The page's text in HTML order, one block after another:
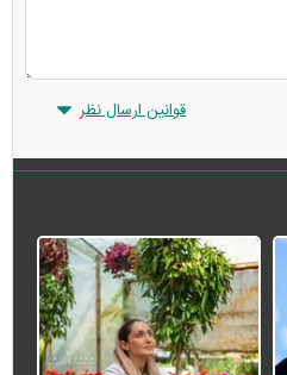
قوانین ارسال نظر